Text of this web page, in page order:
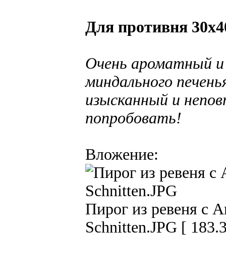
Для противня
Очень ароматный
миндального
изысканный и
попробовать!
Вложение:
Пирог из ревеня с
Schnitten.JPG [